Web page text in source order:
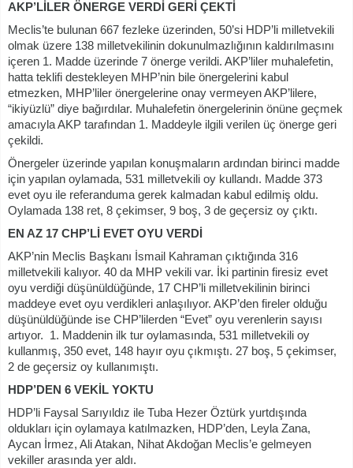
AKP’LİLER ÖNERGE VERDİ GERİ ÇEKTİ
Meclis’te bulunan 667 fezleke üzerinden, 50’si HDP’li milletvekili
olmak üzere 138 milletvekilinin dokunulmazlığının kaldırılmasını
içeren 1. Madde üzerinde 7 önerge verildi. AKP’liler muhalefetin,
hatta teklifi destekleyen MHP’nin bile önergelerini kabul
etmezken, MHP’liler önergelerine onay vermeyen AKP’lilere,
“ikiyüzlü” diye bağırdılar. Muhalefetin önergelerinin önüne geçmek
amacıyla AKP tarafından 1. Maddeyle ilgili verilen üç önerge geri
çekildi.
Önergeler üzerinde yapılan konuşmaların ardından birinci madde
için yapılan oylamada, 531 milletvekili oy kullandı. Madde 373
evet oyu ile referanduma gerek kalmadan kabul edilmiş oldu.
Oylamada 138 ret, 8 çekimser, 9 boş, 3 de geçersiz oy çıktı.
EN AZ 17 CHP’Lİ EVET OYU VERDİ
AKP’nin Meclis Başkanı İsmail Kahraman çıktığında 316
milletvekili kalıyor. 40 da MHP vekili var. İki partinin firesiz evet
oyu verdiği düşünüldüğünde, 17 CHP’li milletvekilinin birinci
maddeye evet oyu verdikleri anlaşılıyor. AKP’den fireler olduğu
düşünüldüğünde ise CHP’lilerden “Evet” oyu verenlerin sayısı
artıyor. 1. Maddenin ilk tur oylamasında, 531 milletvekili oy
kullanmış, 350 evet, 148 hayır oyu çıkmıştı. 27 boş, 5 çekimser,
2 de geçersiz oy kullanımıştı.
HDP’DEN 6 VEKİL YOKTU
HDP’li Faysal Sarıyıldız ile Tuba Hezer Öztürk yurtdışında
oldukları için oylamaya katılmazken, HDP’den, Leyla Zana,
Aycan İrmez, Ali Atakan, Nihat Akdoğan Meclis’e gelmeyen
vekiller arasında yer aldı.